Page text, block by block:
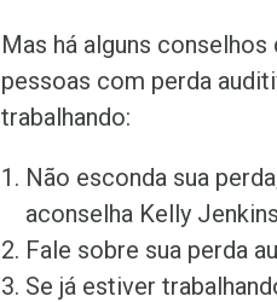
Mas há alguns
pessoas com perda
trabalhando:
Não esconda sua
aconselha Kelly
Fale sobre sua perda
Se já estiver